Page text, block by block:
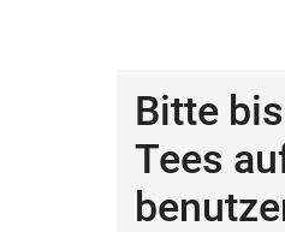
Bitte
Tees